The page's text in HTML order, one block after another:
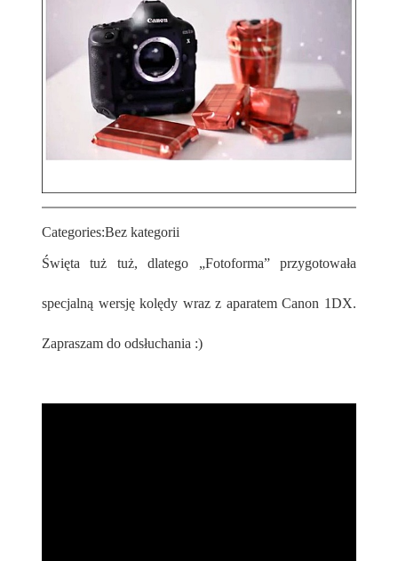
Categories:Bez kategorii
Święta tuż tuż, dlatego „Fotoforma” przygotowała
specjalną wersję kolędy wraz z aparatem Canon 1DX.
Zapraszam do odsłuchania :)